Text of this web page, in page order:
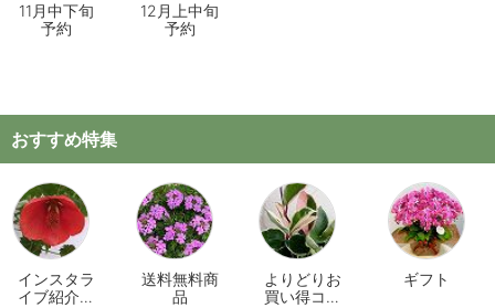
11月中下旬
予約
12月上中旬
予約
おすすめ特集
インスタラ
イブ紹介商
送料無料商
品
よりどりお
買い得コー
ギフト